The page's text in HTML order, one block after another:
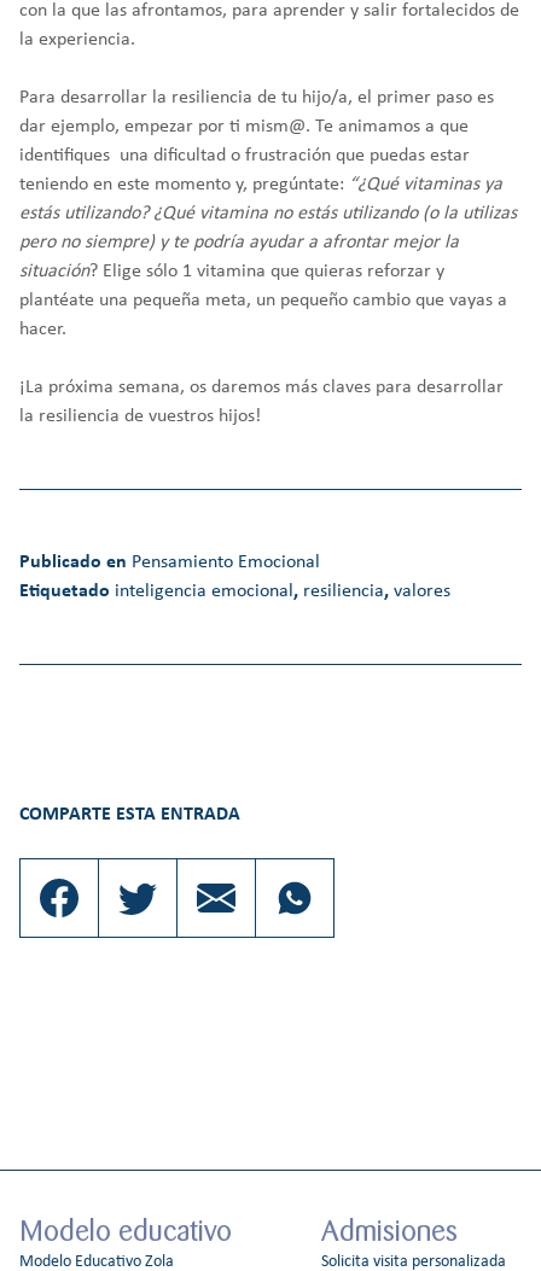
con la que las afrontamos, para aprender y salir fortalecidos de
la experiencia.
Para desarrollar la resiliencia de tu hijo/a, el primer paso es
dar ejemplo, empezar por ti mism@. Te animamos a que
identifiques una dificultad o frustración que puedas estar
teniendo en este momento y, pregúntate: “¿Qué vitaminas ya
estás utilizando? ¿Qué vitamina no estás utilizando (o la utilizas
pero no siempre) y te podría ayudar a afrontar mejor la
situación? Elige sólo 1 vitamina que quieras reforzar y
plantéate una pequeña meta, un pequeño cambio que vayas a
hacer.
¡La próxima semana, os daremos más claves para desarrollar
la resiliencia de vuestros hijos!
Publicado en Pensamiento Emocional
Etiquetado inteligencia emocional , resiliencia, valores
COMPARTE ESTA ENTRADA
Modelo educativo
Modelo Educativo Zola
Admisiones
Solicita visita personalizada